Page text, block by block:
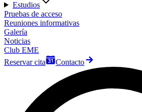
Estudios
Pruebas de acceso
Reuniones informativas
Galería
Noticias
Club EME
Reservar cita
Contacto